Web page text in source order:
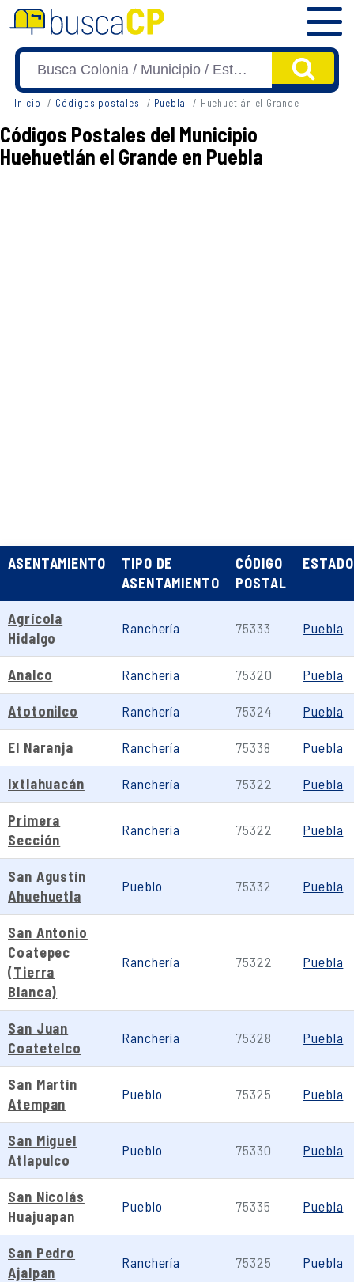
Inicio Códigos postales Puebla Huehuetlán el Grande
Códigos Postales del Municipio
Huehuetlán el Grande en Puebla
ASENTAMIENTO
TIPO DE
ASENTAMIENTO
CÓDIGO
POSTAL
ESTADO
Agrícola
Hidalgo
Ranchería 75333 Puebla
Analco Ranchería 75320 Puebla
Atotonilco Ranchería 75324 Puebla
El Naranja Ranchería 75338 Puebla
Ixtlahuacán Ranchería 75322 Puebla
Primera
Sección
Ranchería 75322 Puebla
San Agustín
Ahuehuetla
Pueblo 75332 Puebla
San Antonio
Coatepec
(Tierra
Blanca)
Ranchería 75322 Puebla
San Juan
Coatetelco
Ranchería 75328 Puebla
San Martín
Atempan
Pueblo 75325 Puebla
San Miguel
Atlapulco
Pueblo 75330 Puebla
San Nicolás
Huajuapan
Pueblo 75335 Puebla
San Pedro
Ajalpan
Ranchería 75325 Puebla